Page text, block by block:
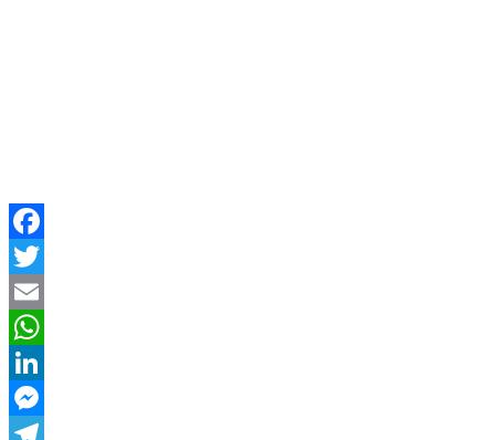
Facebook
Twitter
Email
WhatsApp
LinkedIn
Messenger